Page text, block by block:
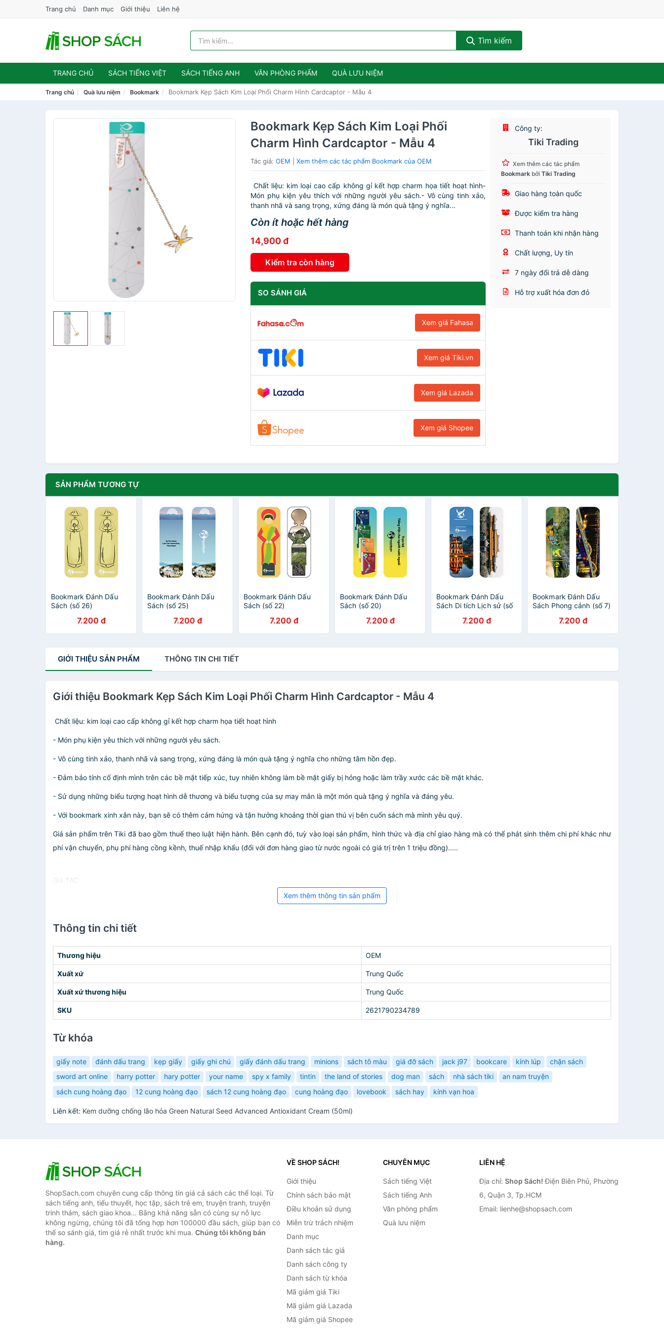
Trang chủ Danh mục Giới thiệu Liên hệ
Tìm kiếm
TRANG CHỦ SÁCH TIẾNG VIỆT SÁCH TIẾNG ANH VĂN PHÒNG PHẨM QUÀ LƯU NIỆM
Trang chủ Quà lưu niệm Bookmark Bookmark Kẹp Sách Kim Loại Phối Charm Hình Cardcaptor - Mẫu 4
Bookmark Kẹp Sách Kim Loại Phối
Charm Hình Cardcaptor - Mẫu 4
Tác giả:OEM |Xem thêm các tác phẩm Bookmark của OEM
Chất liệu: kim loại cao cấp không gỉ kết hợp charm họa tiết hoạt hình-
Món phụ kiện yêu thích với những người yêu sách.- Vô cùng tinh xảo,
thanh nhã và sang trọng, xứng đáng là món quà tặng ý nghĩa...
Còn ít hoặc hết hàng
14,900 đ
Kiểm tra còn hàng
SO SÁNH GIÁ
Xem giá Fahasa
Xem giá Tiki.vn
Xem giá Lazada
Xem giá Shopee
Công ty:
Tiki Trading
Xem thêm các tác phẩm
Bookmark bởiTiki Trading
Giao hàng toàn quốc
Được kiểm tra hàng
Thanh toán khi nhận hàng
Chất lượng, Uy tín
7 ngày đổi trả dễ dàng
Hỗ trợ xuất hóa đơn đỏ
SẢN PHẨM TƯƠNG TỰ
Bookmark Đánh Dấu
Sách (số 26)
7.200 đ
Bookmark Đánh Dấu
Sách (số 25)
7.200 đ
Bookmark Đánh Dấu
Sách (số 22)
7.200 đ
Bookmark Đánh Dấu
Sách (số 20)
7.200 đ
Bookmark Đánh Dấu
Sách Di tích Lịch sử (số
7.200 đ
Bookmark Đánh Dấu
Sách Phong cảnh (số 7)
7.200 đ
GIỚI THIỆU SẢN PHẨM THÔNG TIN CHI TIẾT
Giới thiệu Bookmark Kẹp Sách Kim Loại Phối Charm Hình Cardcaptor - Mẫu 4
Chất liệu: kim loại cao cấp không gỉ kết hợp charm họa tiết hoạt hình
- Món phụ kiện yêu thích với những người yêu sách.
- Vô cùng tinh xảo, thanh nhã và sang trọng, xứng đáng là món quà tặng ý nghĩa cho những tâm hồn đẹp.
- Đảm bảo tính cố định mình trên các bề mặt tiếp xúc, tuy nhiên không làm bề mặt giấy bị hỏng hoặc làm trầy xước các bề mặt khác.
- Sử dụng những biểu tượng hoạt hình dễ thương và biểu tượng của sự may mắn là một món quà tặng ý nghĩa và đáng yêu.
- Với bookmark xinh xắn này, bạn sẽ có thêm cảm hứng và tận hưởng khoảng thời gian thú vị bên cuốn sách mà mình yêu quý.
Giá sản phẩm trên Tiki đã bao gồm thuế theo luật hiện hành. Bên cạnh đó, tuỳ vào loại sản phẩm, hình thức và địa chỉ giao hàng mà có thể phát sinh thêm chi phí khác như
phí vận chuyển, phụ phí hàng cồng kềnh, thuế nhập khẩu (đối với đơn hàng giao từ nước ngoài có giá trị trên 1 triệu đồng).....
Giá TAC
Xem thêm thông tin sản phẩm
Thông tin chi tiết
Thương hiệu OEM
Xuất xứ Trung Quốc
Xuất xứ thương hiệu Trung Quốc
SKU 2621790234789
Từ khóa
giấy note đánh dấu trang kẹp giấy giấy ghi chú giấy đánh dấu trang minions sách tô màu giá đỡ sách jack j97 bookcare kính lúp
chặn sách
sword art online
harry potter hary potter your name spy x family tintin the land of stories dog man sách nhà sách tiki
an nam truyện
sách cung hoàng đạo
12 cung hoàng đạo sách 12 cung hoàng đạo cung hoàng đạo lovebook sách hay kính vạn hoa
Liên kết: Kem dưỡng chống lão hóa Green Natural Seed Advanced Antioxidant Cream (50ml)
ShopSach.com chuyên cung cấp thông tin giá cả sách các thể loại. Từ
sách tiếng anh, tiểu thuyết, học tập, sách trẻ em, truyện tranh, truyện
trinh thám, sách giao khoa... Bằng khả năng sẵn có cùng sự nỗ lực
không ngừng, chúng tôi đã tổng hợp hơn 100000 đầu sách, giúp bạn có
thể so sánh giá, tìm giá rẻ nhất trước khi mua. Chúng tôi không bán
hàng.
VỀ SHOP SÁCH!
Giới thiệu
Chính sách bảo mật
Điều khoản sử dụng
Miễn trừ trách nhiệm
Danh mục
Danh sách tác giả
Danh sách công ty
Danh sách từ khóa
Mã giảm giá Tiki
Mã giảm giá Lazada
Mã giảm giá Shopee
CHUYÊN MỤC
Sách tiếng Việt
Sách tiếng Anh
Văn phòng phẩm
Quà lưu niệm
LIÊN HỆ
Địa chỉ: Shop Sách! Điện Biên Phủ, Phường
6, Quận 3, Tp.HCM
Email: lienhe@shopsach.com